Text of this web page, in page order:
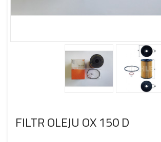
FILTR OLEJU OX 150 D